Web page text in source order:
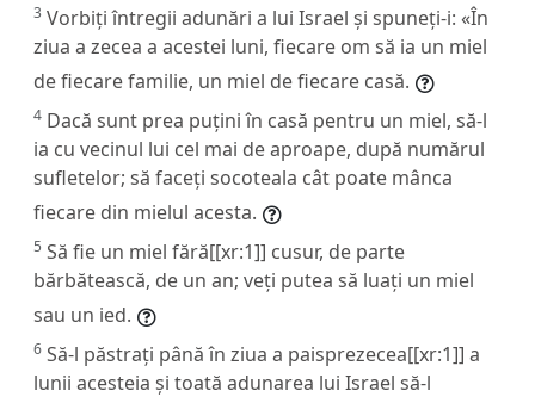
3 Vorbiți întregii adunări a lui Israel și spuneți-i: «În
ziua a zecea a acestei luni, fiecare om să ia un miel
de fiecare familie, un miel de fiecare casă.
4 Dacă sunt prea puțini în casă pentru un miel, să-l
ia cu vecinul lui cel mai de aproape, după numărul
sufletelor; să faceți socoteala cât poate mânca
fiecare din mielul acesta.
5 Să fie un miel fără[[xr:1]] cusur, de parte
bărbătească, de un an; veți putea să luați un miel
sau un ied.
6 Să-l păstrați până în ziua a paisprezecea[[xr:1]] a
lunii acesteia și toată adunarea lui Israel să-l